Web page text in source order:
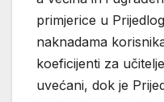
primjerice u
naknadama
koeficijenti za
uvećani, dok je